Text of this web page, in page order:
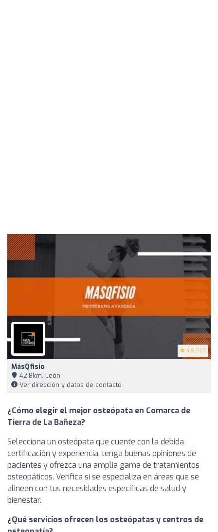
4.9 (117)
MásQfisio
42,8km, León
Ver dirección y datos de contacto
¿Cómo elegir el mejor osteópata en Comarca de
Tierra de La Bañeza?
Selecciona un osteópata que cuente con la debida
certificación y experiencia, tenga buenas opiniones de
pacientes y ofrezca una amplia gama de tratamientos
osteopáticos. Verifica si se especializa en áreas que se
alineen con tus necesidades específicas de salud y
bienestar.
¿Qué servicios ofrecen los osteópatas y centros de